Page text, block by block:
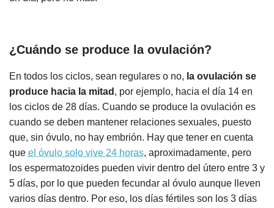
¿Cuándo se produce la ovulación?
En todos los ciclos, sean regulares o no, la ovulación se
produce hacia la mitad , por ejemplo, hacia el día 14 en
los ciclos de 28 días. Cuando se produce la ovulación es
cuando se deben mantener relaciones sexuales, puesto
que, sin óvulo, no hay embrión. Hay que tener en cuenta
que el óvulo solo vive 24 horas, aproximadamente, pero
los espermatozoides pueden vivir dentro del útero entre 3 y
5 días, por lo que pueden fecundar al óvulo aunque lleven
varios días dentro. Por eso, los días fértiles son los 3 días